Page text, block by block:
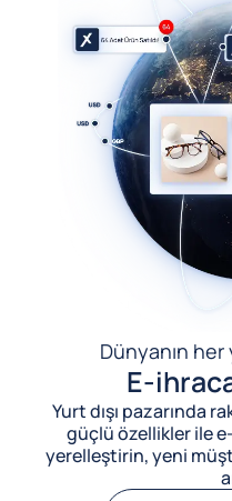
Dünyanın
E-
Yurt dışı pazarında
güçlü özellikler ile
yerelleştirin, yeni